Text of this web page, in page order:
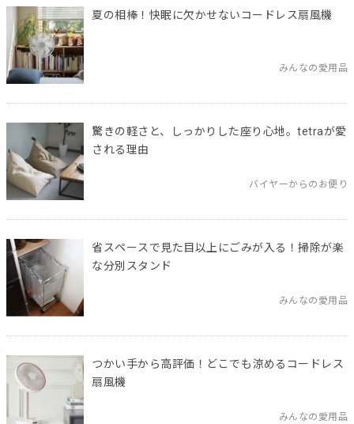
夏の相棒！快眠に欠かせないコードレス扇風機
みんなの愛用品
驚きの軽さと、しっかりした座り心地。tetraが愛
される理由
バイヤーからのお便り
省スペースで見た目以上にごみが入る！掃除が楽
な分別スタンド
みんなの愛用品
つかい手から高評価！どこでも涼めるコードレス
扇風機
みんなの愛用品